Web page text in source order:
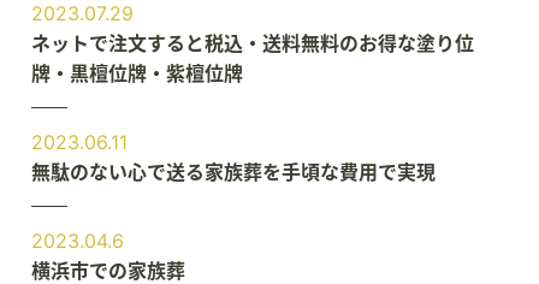
2023.07.29
ネットで注文すると税込・送料無料のお得な塗り位
牌・黒檀位牌・紫檀位牌
2023.06.11
無駄のない心で送る家族葬を手頃な費用で実現
2023.04.6
横浜市での家族葬